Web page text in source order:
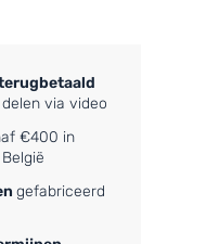
via video
€400 in
gefabriceerd